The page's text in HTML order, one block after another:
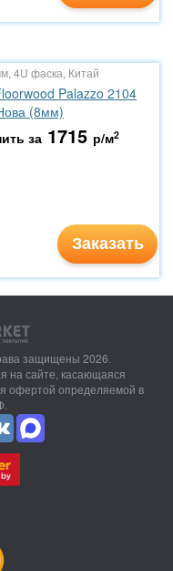
4U фаска, Китай
Palazzo 2104
(8мм)
за 1715 р/м2
Заказать
защищены 2026.
на сайте, касающаяся
офертой определяемой в